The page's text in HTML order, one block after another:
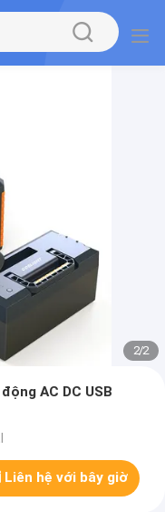
2/2
AC DC USB
Liên hệ với bây giờ